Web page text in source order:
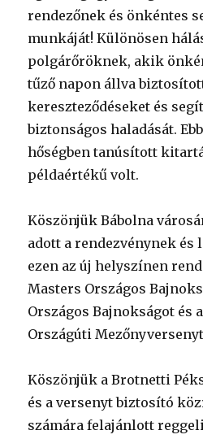
rendezőnek és önkéntes
munkáját! Különösen
polgárőröknek, akik
tűző napon állva
kereszteződéseket és
biztonságos haladását.
hőségben tanúsított
példaértékű volt.
Köszönjük Bábolna
adott a rendezvénynek és
ezen az új helyszínen
Masters Országos
Országos Bajnokságot és
Országúti
Köszönjük a Brotnetti
és a versenyt biztosító
számára felajánlott